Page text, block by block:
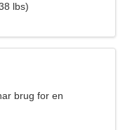
lbs)
brug for en